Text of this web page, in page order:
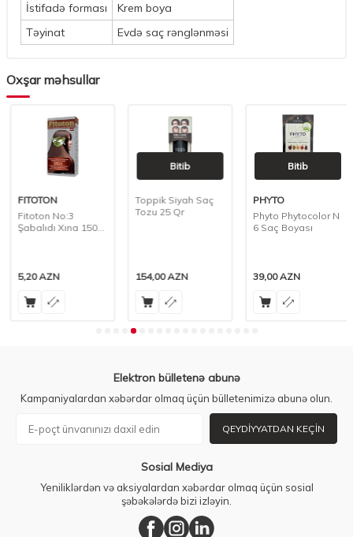
İstifadə forması
Krem boya
Təyinat
Evdə saç rənglənməsi
Oxşar məhsullar
FITOTON
Fitoton No:3
Şabalıdı Xına 150
5,20AZN
Bitib
Toppik Siyah Saç
Tozu 25 Qr
154,00AZN
Bitib
PHYTO
Phyto Phytocolor N
6 Saç Boyası
39,00AZN
Elektron bülletenə abunə
Kampaniyalardan xəbərdar olmaq üçün bülletenimizə abunə olun.
QEYDIYYATDAN KEÇIN
Sosial Mediya
Yeniliklərdən və aksiyalardan xəbərdar olmaq üçün sosial
şəbəkələrdə bizi izləyin.